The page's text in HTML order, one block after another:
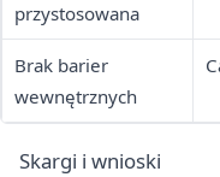
przystosowana
Brak barier
wewnętrznych
Skargi i wnioski